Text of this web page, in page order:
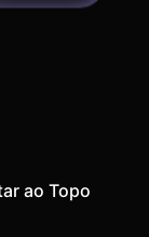
ao Topo